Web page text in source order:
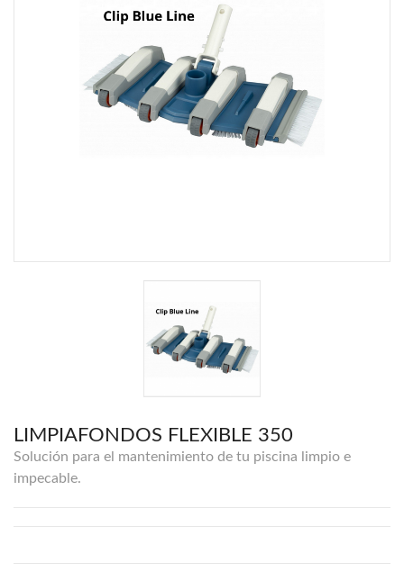
LIMPIAFONDOS FLEXIBLE 350
Solución para el mantenimiento de tu piscina limpio e
impecable.